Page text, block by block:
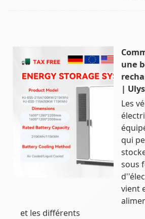
une
| Ulys
Les
qui
sous
vient
et les différents